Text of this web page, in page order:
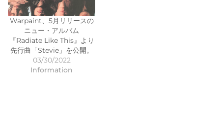
Warpaint、5月リリースの
ニュー・アルバム
『Radiate Like This』より
先行曲「Stevie」を公開。
03/30/2022
Information